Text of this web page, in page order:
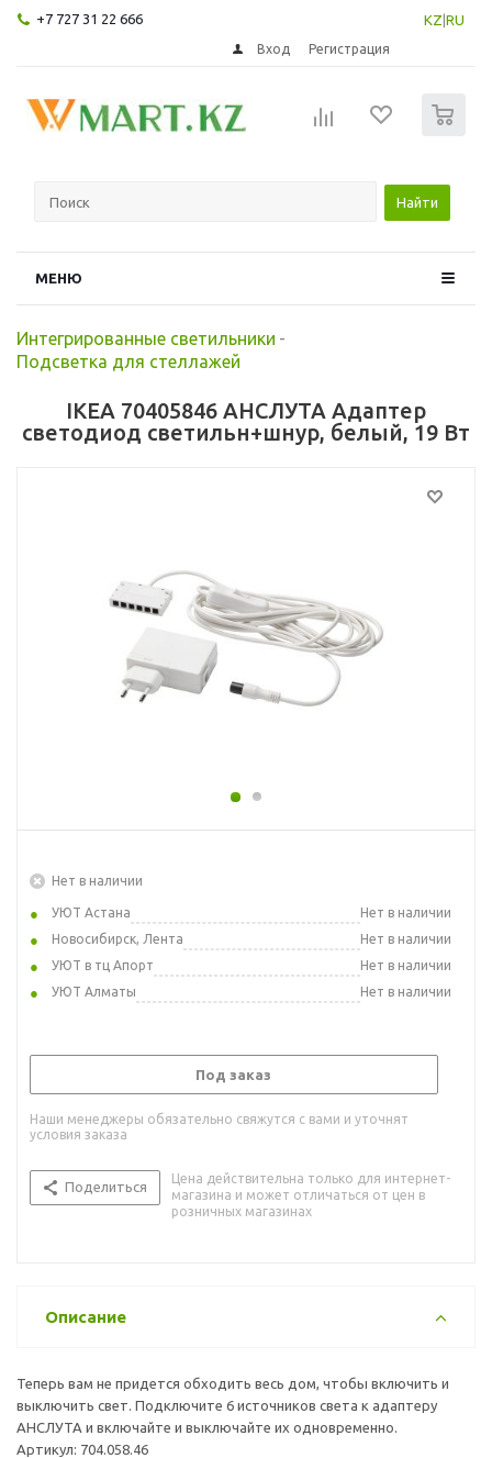
+7 727 31 22 666 KZ RU
Вход Регистрация
Найти
МЕНЮ
Интегрированные светильники -
Подсветка для стеллажей
IKEA 70405846 АНСЛУТА Адаптер
светодиод светильн+шнур, белый, 19 Вт
Нет в наличии
УЮТ Астана
Нет в наличии
Новосибирск, Лента
Нет в наличии
УЮТ в тц Апорт
Нет в наличии
УЮТ Алматы
Нет в наличии
Под заказ
Наши менеджеры обязательно свяжутся с вами и уточнят
условия заказа
Поделиться
Цена действительна только для интернет-
магазина и может отличаться от цен в
розничных магазинах
Описание
Теперь вам не придется обходить весь дом, чтобы включить и
выключить свет. Подключите 6 источников света к адаптеру
АНСЛУТА и включайте и выключайте их одновременно.
Артикул: 704.058.46